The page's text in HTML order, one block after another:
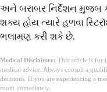
અને બરાબર નિર્દેશન મુજબ
શક્ય હોય ત્યારે હળવા
ભલામણ કરી શકે છે.
Medical Disclaimer: This article is for
medical advice. Always consult a
decisions. If you are experiencing a
room immediately.